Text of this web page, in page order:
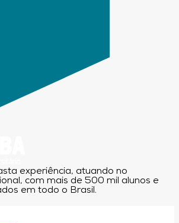
experiência, atuando no
com mais de 500 mil alunos e
em todo o Brasil.